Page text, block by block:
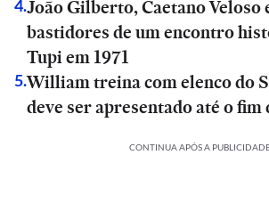
4.João Gilberto, Caetano Veloso
bastidores de um encontro
Tupi em 1971
5.William treina com elenco do
deve ser apresentado até o fim
CONTINUA APÓS A